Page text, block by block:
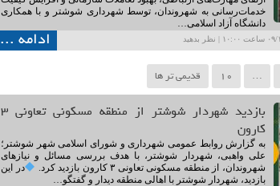
خدمات‌رسانی به شهروندان، توسط شهرداری شوشتر و با همکاری
دانشگاه آزاد اسلامی…
نظر بدهید ادامه ...
بازدید شهردار شوشتر از منطقه مسکونی تعاونی ۳
کارون
به گزارش روابط عمومی شهرداری و شورای اسلامی شهر شوشتر؛
علی واهبی، شهردار شوشتر، با هدف بررسی مسائل و نیازهای
شهروندان، از منطقه مسکونی تعاونی ۳ کارون بازدید کرد.
در این
بازدید، شهردار شوشتر با اهالی منطقه دیدار و گفتگو…
…
10 قدیمی تر ها